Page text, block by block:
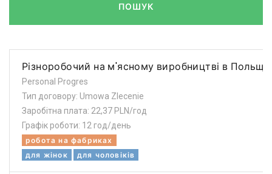
ПОШУК
Різноробочий на м'ясному виробництві в Польщі
Personal Progres
Тип договору: Umowa Zlecenie
Заробітна плата: 22,37 PLN/год
Графік роботи: 12 год/день
робота на фабриках
для жінок
для чоловіків